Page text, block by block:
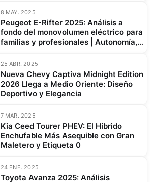
8 MAY. 2025
Peugeot E-Rifter 2025: Análisis a
fondo del monovolumen eléctrico para
familias y profesionales | Autonomía,
25 ABR. 2025
Nueva Chevy Captiva Midnight Edition
2026 Llega a Medio Oriente: Diseño
Deportivo y Elegancia
7 MAR. 2025
Kia Ceed Tourer PHEV: El Híbrido
Enchufable Más Asequible con Gran
Maletero y Etiqueta 0
24 ENE. 2025
Toyota Avanza 2025: Análisis